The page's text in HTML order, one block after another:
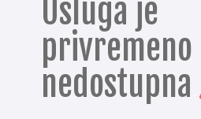
Usluga je
privremeno
nedostupna